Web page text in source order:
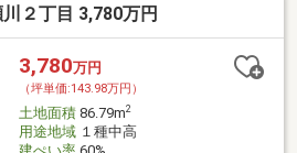
２丁目 3,780万円
3,780万円
（坪単価:143.98万円）
土地面積86.79m2
用途地域１種中高